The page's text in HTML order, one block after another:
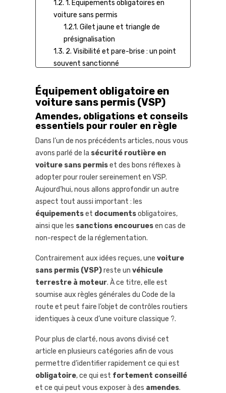
1.2. 1. Équipements obligatoires en
voiture sans permis
1.2.1. Gilet jaune et triangle de
présignalisation
1.3. 2. Visibilité et pare-brise : un point
souvent sanctionné
équipements fonctionnels
1.4. 3. Équipements fortement
conseillés pour la sécurité
1.4.1. Extincteur et trousse de
premiers secours
1.4.2. Roue de secours et solutions
anti-crevaison
1.5. 4. Éléments du véhicule
fréquemment contrôlés
1.6. 5. Documents obligatoires à
présenter lors d’un contrôle
1.7. 6. Permis AM : la voiture sans permis
n’est pas un passe-droit
Équipement obligatoire en
voiture sans permis (VSP)
Amendes, obligations et conseils
essentiels pour rouler en règle
Dans l’un de nos précédents articles, nous vous
avons parlé de la sécurité routière en
voiture sans permiset des bons réflexes à
adopter pour rouler sereinement en VSP.
Aujourd’hui, nous allons approfondir un autre
aspect tout aussi important : les
équipementset documentsobligatoires,
ainsi que les sanctions encouruesen cas de
non-respect de la réglementation.
Contrairement aux idées reçues, une voiture
sans permis (VSP)reste un véhicule
terrestre à moteur. À ce titre, elle est
soumise aux règles générales du Code de la
route et peut faire l’objet de contrôles routiers
identiques à ceux d’une voiture classique ?.
Pour plus de clarté, nous avons divisé cet
article en plusieurs catégories afin de vous
permettre d’identifier rapidement ce qui est
obligatoire, ce qui est fortement conseillé
et ce qui peut vous exposer à des amendes.